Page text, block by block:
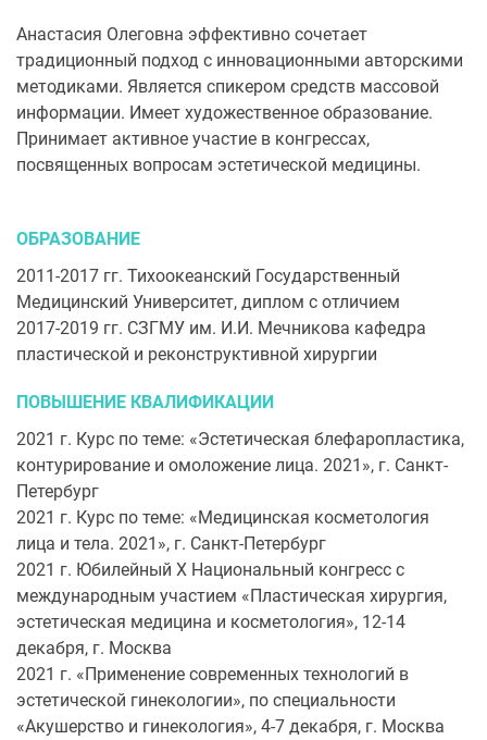
Анастасия Олеговна эффективно сочетает
традиционный подход с инновационными авторскими
методиками. Является спикером средств массовой
информации. Имеет художественное образование.
Принимает активное участие в конгрессах,
посвященных вопросам эстетической медицины.
ОБРАЗОВАНИЕ
2011-2017 гг. Тихоокеанский Государственный
Медицинский Университет, диплом с отличием
2017-2019 гг. СЗГМУ им. И.И. Мечникова кафедра
пластической и реконструктивной хирургии
ПОВЫШЕНИЕ КВАЛИФИКАЦИИ
2021 г. Курс по теме: «Эстетическая блефаропластика,
контурирование и омоложение лица. 2021», г. Санкт-
Петербург
2021 г. Курс по теме: «Медицинская косметология
лица и тела. 2021», г. Санкт-Петербург
2021 г. Юбилейный Х Национальный конгресс с
международным участием «Пластическая хирургия,
эстетическая медицина и косметология», 12-14
декабря, г. Москва
2021 г. «Применение современных технологий в
эстетической гинекологии», по специальности
«Акушерство и гинекология», 4-7 декабря, г. Москва